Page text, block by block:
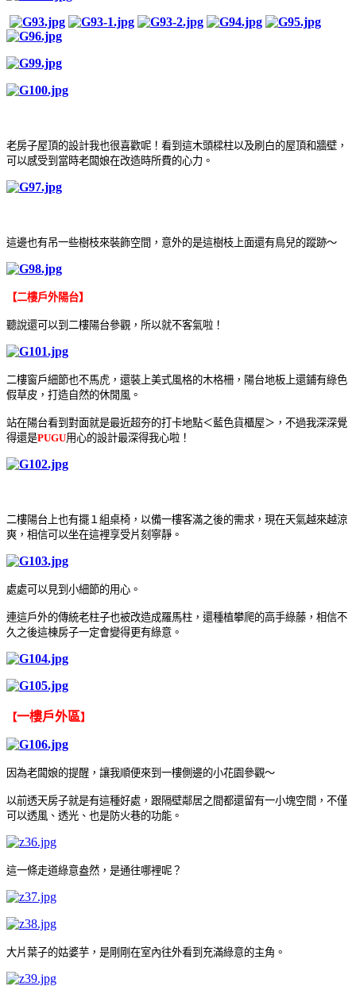
老房子屋頂的設計我也很喜歡呢！ 看到這木頭樑柱以及刷白的屋頂和牆壁，
可以感受到當時老闆娘在改造時所費的心力 。
這邊也有吊一些樹枝來裝飾空間，意外的是這樹枝上面還有鳥兒的蹤跡～
【二樓戶外陽台】
聽說還可以到二樓陽台參觀，所以就不客氣啦！
二樓窗戶細節也不馬虎，還裝上美式風格的木格柵，陽台地板上還鋪有綠色
假草皮，打造自然的休閒風 。
站在陽台看到對面就是最近超夯的打卡地點＜藍色貨櫃屋＞，不過我深深覺
得還是PUGU用心的設計最深得我心啦！
二樓陽台上也有擺１組桌椅，以備一樓客滿之後的需求，現在天氣越來越涼
爽，相信可以坐在這裡享受片刻寧靜 。
處處可以見到小細節的用心 。
連這戶外的傳統老柱子也被改造成羅馬柱，還種植攀爬的高手綠藤，相信不
久之後這棟房子一定會變得更有綠意 。
【一樓戶外區】
因為老闆娘的提醒，讓我順便來到一樓側邊的小花園參觀～
以前透天房子就是有這種好處，跟隔壁鄰居之間都還留有一小塊空間，不僅
可以透風 、 透光 、 也是防火巷的功能 。
這一條走道綠意盎然，是通往哪裡呢？
大片葉子的姑婆芋，是剛剛在室內往外看到充滿綠意的主角 。